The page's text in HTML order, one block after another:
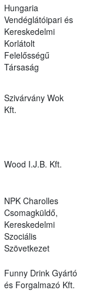
Hungaria
Vendéglátóipari és
Kereskedelmi
Korlátolt
Felelősségű
Társaság
Szivárvány Wok
Kft.
Wood I.J.B. Kft.
NPK Charolles
Csomagküldő,
Kereskedelmi
Szociális
Szövetkezet
Funny Drink Gyártó
és Forgalmazó Kft.